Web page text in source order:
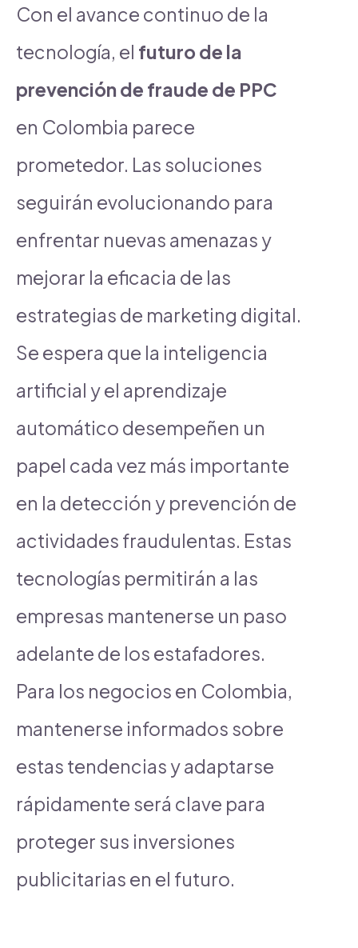
Con el avance continuo de la
tecnología, el futuro de la
prevención de fraude de PPC
en Colombia parece
prometedor. Las soluciones
seguirán evolucionando para
enfrentar nuevas amenazas y
mejorar la eficacia de las
estrategias de marketing digital.
Se espera que la inteligencia
artificial y el aprendizaje
automático desempeñen un
papel cada vez más importante
en la detección y prevención de
actividades fraudulentas. Estas
tecnologías permitirán a las
empresas mantenerse un paso
adelante de los estafadores.
Para los negocios en Colombia,
mantenerse informados sobre
estas tendencias y adaptarse
rápidamente será clave para
proteger sus inversiones
publicitarias en el futuro.